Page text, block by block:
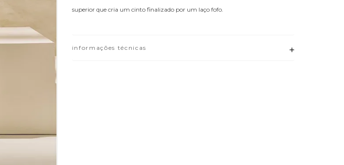
superior que cria um cinto finalizado por um laço fofo.
informações técnicas